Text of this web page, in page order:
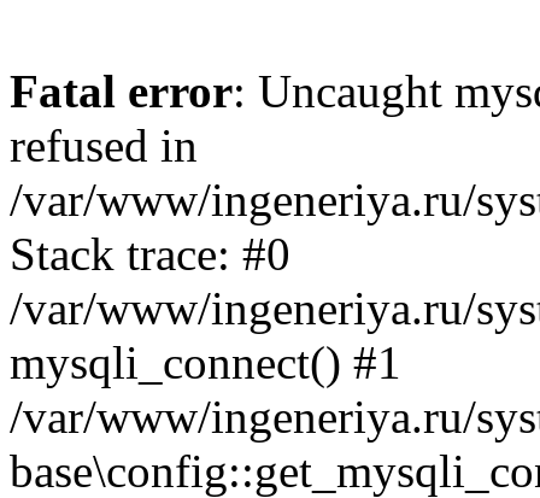
Fatal error: Uncaught
refused in
/var/www/ingeneriya.ru/
Stack trace: #0
/var/www/ingeneriya.ru/
mysqli_connect() #1
/var/www/ingeneriya.ru/